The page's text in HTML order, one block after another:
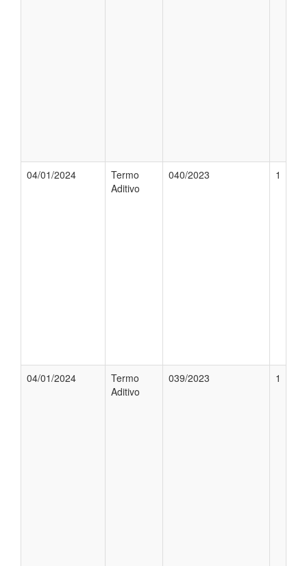
04/01/2024
Termo
Aditivo
040/2023 1
04/01/2024
Termo
Aditivo
039/2023 1